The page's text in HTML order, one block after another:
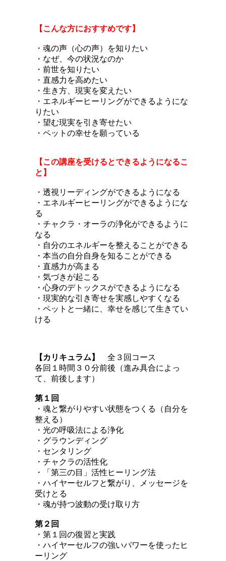
【こんな方におすすめです】
・魂の声（心の声）を知りたい
・なぜ、今の状況なのか
・前世を知りたい
・直感力を高めたい
・生き方、現実を変えたい
・エネルギーヒーリングができるようにな
りたい
・望む現実を引き寄せたい
・ペットの幸せを願っている
【この講座を受けるとできるようになるこ
と】
・透視リーディングができるようになる
・エネルギーヒーリングができるようにな
る
・チャクラ・オーラの浄化ができるように
なる
・自分のエネルギーを整えることができる
・本当の自分自身を知ることができる
・直感力が高まる
・気づきが起こる
・心身のデトックスができるようになる
・現実的な引き寄せを実感しやすくなる
・ペットと一緒に、幸せを感じて生きてい
ける
【カリキュラム】
全３回コース
各回１時間３０分前後（進み具合によっ
て、前後します）
第１回
・魂と繋がりやすい状態をつくる（自分を
整える）
・光の呼吸法による浄化
・グラウンディング
・センタリング
・チャクラの活性化
・「第三の目」活性ヒーリング法
・ ハイヤーセルフと繋がり、メッセージを
受けとる
・魂が持つ波動の受け取り方
第２回
・第１回の復習と実践
・ハイヤーセルフの強いパワーを使ったヒ
ーリング